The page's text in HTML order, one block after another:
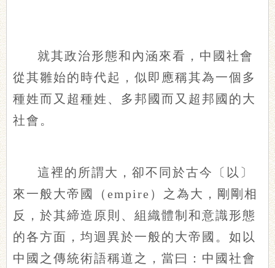
就其政治形態和內涵來看，中國社會
從其雛始的時代起，似即應稱其為一個多
種姓而又超種姓、多邦國而又超邦國的大
社會。
這裡的所謂大，卻不同於古今〔以〕
來一般大帝國（empire）之為大，剛剛相
反，於其締造原則、組織體制和意識形態
的各方面，均迴異於一般的大帝國。如以
中國之傳統術語稱道之，當曰：中國社會